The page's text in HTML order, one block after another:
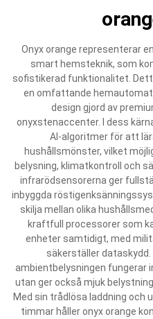
Onyx orange representerar
smart hemsteknik, som
sofistikerad funktionalitet.
en omfattande
design gjord av
onyxstenaccenter. I dess
AI-algoritmer för att
hushållsmönster, vilket
belysning, klimatkontroll och
infrarödsensorerna ger
inbyggda
skilja mellan olika
kraftfull processorer som
enheter samtidigt, med
säkerställer dataskydd.
ambientbelysningen fungerar
utan ger också mjuk
Med sin trådlösa laddning och
timmar håller onyx orange